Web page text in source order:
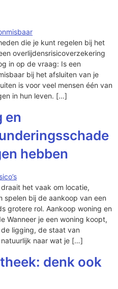
die je kunt regelen bij het
overlijdensrisicoverzekering
in op de vraag: Is een
bij het afsluiten van je
is voor veel mensen één van
in hun leven. […]
en
hebben
het vaak om locatie,
spelen bij de aankoop van een
grotere rol. Aankoop woning en
Wanneer je een woning koopt,
ligging, de staat van
naar wat je […]
denk ook